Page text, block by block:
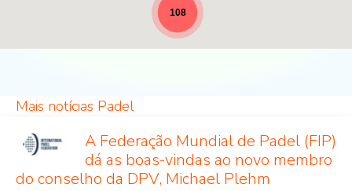
108
Mais notícias Padel
A Federação Mundial de Padel (FIP)
dá as boas-vindas ao novo membro
do conselho da DPV, Michael Plehm